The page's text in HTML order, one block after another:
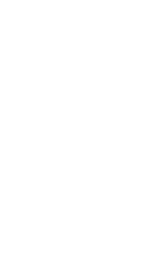
7 DE AGOSTO